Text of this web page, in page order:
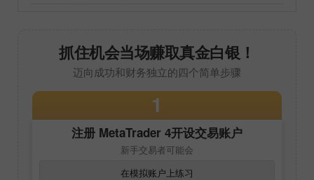
抓住机会当场赚取真金白银！
迈向成功和财务独立的四个简单步骤
1
注册 MetaTrader 4开设交易账户
新手交易者可能会
在模拟账户上练习